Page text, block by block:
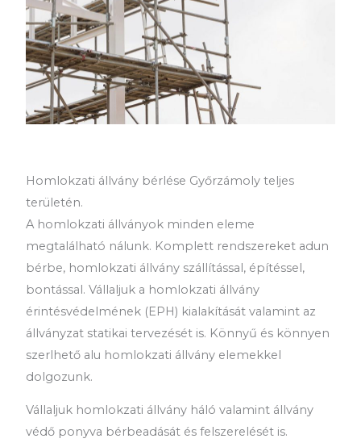
Homlokzati állvány bérlése Győrzámoly teljes
területén.
A homlokzati állványok minden eleme
megtalálható nálunk. Komplett rendszereket adun
bérbe, homlokzati állvány szállítással, építéssel,
bontással. Vállaljuk a homlokzati állvány
érintésvédelmének (EPH) kialakítását valamint az
állványzat statikai tervezését is. Könnyű és könnyen
szerlhető alu homlokzati állvány elemekkel
dolgozunk.
Vállaljuk homlokzati állvány háló valamint állvány
védő ponyva bérbeadását és felszerelését is.